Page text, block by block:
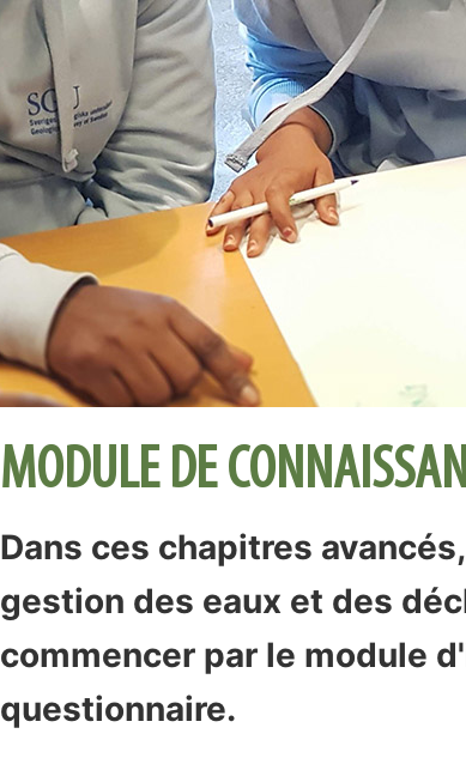
MODULE DE
Dans ces chapitres
gestion des eaux et des
commencer par le module
questionnaire.